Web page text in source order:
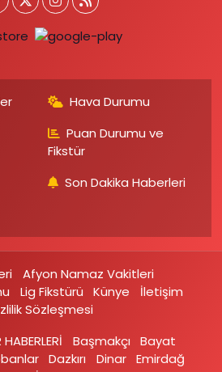
Hava Durumu
Puan Durumu ve
Fikstür
Son Dakika Haberleri
Afyon Namaz Vakitleri
Lig Fikstürü Künye
İletişim
Sözleşmesi
Başmakçı
Bayat
Dazkırı Dinar Emirdağ‎